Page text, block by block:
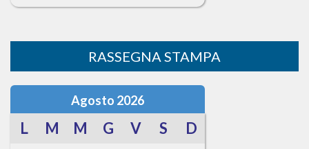
RASSEGNA STAMPA
Agosto 2026
L M M G V S D